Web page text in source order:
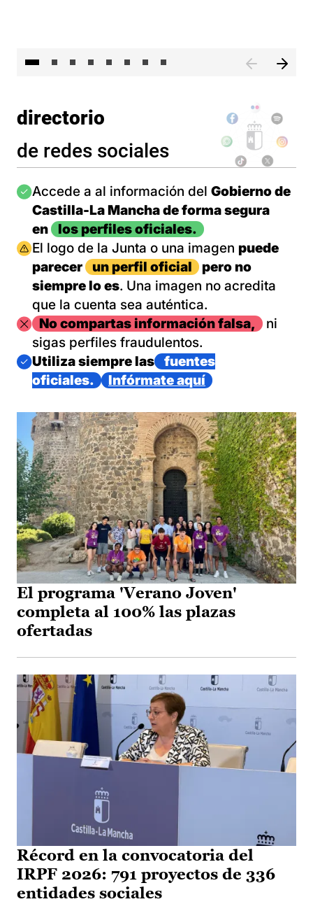
directorio
de redes sociales
Imagen
Accede a al información del Gobierno de
Castilla-La Mancha de forma segura
en
los perfiles oficiales.
Imagen
El logo de la Junta o una imagen puede
parecer
un perfil oficial
pero no
siempre lo es. Una imagen no acredita
que la cuenta sea auténtica.
ImagenNo compartas información falsa,
ni
sigas perfiles fraudulentos.
Imagen
Utiliza siempre las
fuentes
oficiales.
Infórmate aquí
El programa 'Verano Joven'
completa al 100% las plazas
ofertadas
Récord en la convocatoria del
IRPF 2026: 791 proyectos de 336
entidades sociales